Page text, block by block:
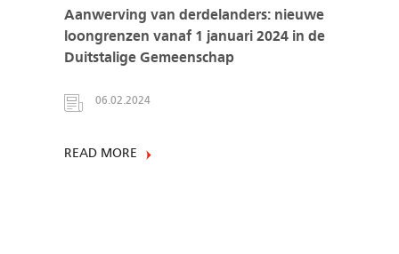
Aanwerving van derdelanders: nieuwe
loongrenzen vanaf 1 januari 2024 in de
Duitstalige Gemeenschap
06.02.2024
READ MORE